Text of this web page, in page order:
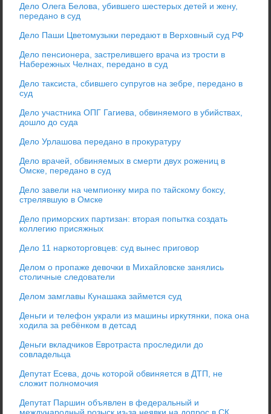
Дело Олега Белова, убившего шестерых детей и жену,
передано в суд
Дело Паши Цветомузыки передают в Верховный суд РФ
Дело пенсионера, застрелившего врача из трости в
Набережных Челнах, передано в суд
Дело таксиста, сбившего супругов на зебре, передано в
суд
Дело участника ОПГ Гагиева, обвиняемого в убийствах,
дошло до суда
Дело Урлашова передано в прокуратуру
Дело врачей, обвиняемых в смерти двух рожениц в
Омске, передано в суд
Дело завели на чемпионку мира по тайскому боксу,
стрелявшую в Омске
Дело приморских партизан: вторая попытка создать
коллегию присяжных
Дело 11 наркоторговцев: суд вынес приговор
Делом о пропаже девочки в Михайловске занялись
столичные следователи
Делом замглавы Кунашака займется суд
Деньги и телефон украли из машины иркутянки, пока она
ходила за ребёнком в детсад
Деньги вкладчиков Евротраста проследили до
совладельца
Депутат Есева, дочь которой обвиняется в ДТП, не
сложит полномочия
Депутат Паршин объявлен в федеральный и